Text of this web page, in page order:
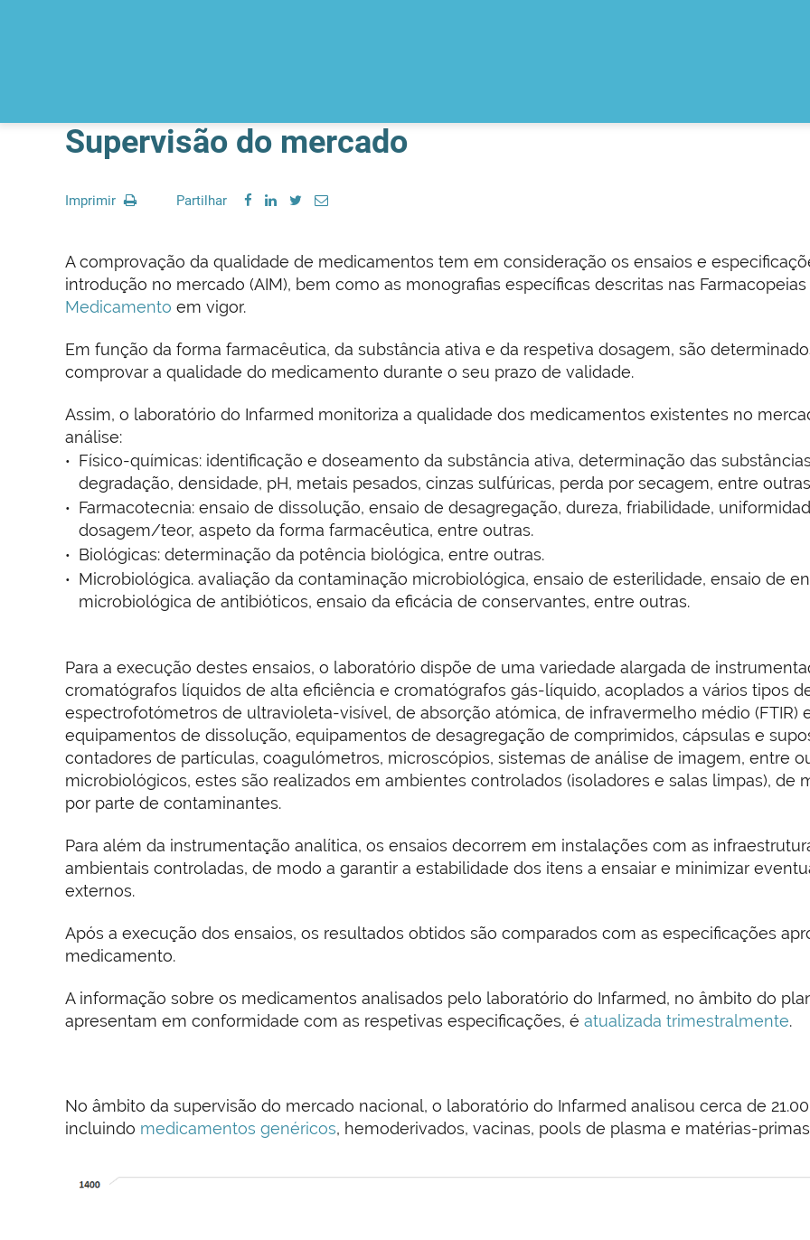
Supervisão do mercado
Imprimir Partilhar
A comprovação da qualidade de medicamentos tem em consideração os ensaios e
introdução no mercado (AIM), bem como as monografias específicas descritas nas
Medicamento em vigor.
Em função da forma farmacêutica, da substância ativa e da respetiva dosagem, são
comprovar a qualidade do medicamento durante o seu prazo de validade.
Assim, o laboratório do Infarmed monitoriza a qualidade dos medicamentos existentes no
análise:
Físico-químicas: identificação e doseamento da substância ativa, determinação das
degradação, densidade, pH, metais pesados, cinzas sulfúricas, perda por secagem, entre
Farmacotecnia: ensaio de dissolução, ensaio de desagregação, dureza, friabilidade,
dosagem/teor, aspeto da forma farmacêutica, entre outras.
Biológicas: determinação da potência biológica, entre outras.
Microbiológica. avaliação da contaminação microbiológica, ensaio de esterilidade, ensaio de
microbiológica de antibióticos, ensaio da eficácia de conservantes, entre outras.
Para a execução destes ensaios, o laboratório dispõe de uma variedade alargada de
cromatógrafos líquidos de alta eficiência e cromatógrafos gás-líquido, acoplados a vários tipos
espectrofotómetros de ultravioleta-visível, de absorção atómica, de infravermelho médio (FTIR)
equipamentos de dissolução, equipamentos de desagregação de comprimidos, cápsulas e
contadores de partículas, coagulómetros, microscópios, sistemas de análise de imagem, entre
microbiológicos, estes são realizados em ambientes controlados (isoladores e salas limpas), de
por parte de contaminantes.
Para além da instrumentação analítica, os ensaios decorrem em instalações com as
ambientais controladas, de modo a garantir a estabilidade dos itens a ensaiar e minimizar
externos.
Após a execução dos ensaios, os resultados obtidos são comparados com as especificações
medicamento.
A informação sobre os medicamentos analisados pelo laboratório do Infarmed, no âmbito do
apresentam em conformidade com as respetivas especificações, é atualizada trimestralmente.
No âmbito da supervisão do mercado nacional, o laboratório do Infarmed analisou cerca de
incluindo medicamentos genéricos, hemoderivados, vacinas, pools de plasma e matérias-